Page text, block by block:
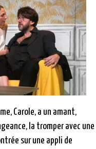
Carole, a un amant,
la tromper avec une
sur une appli de